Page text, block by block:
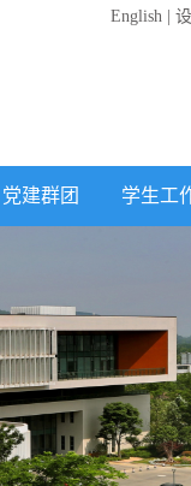
English
党建群团 学生工